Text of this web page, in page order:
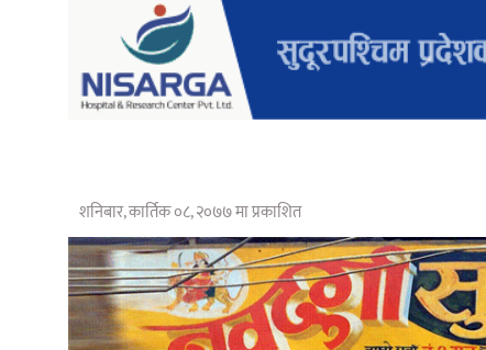
शनिबार, कार्तिक ०८, २०७७ मा प्रकाशित